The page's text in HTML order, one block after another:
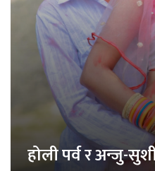
होली पर्व र अन्जु-